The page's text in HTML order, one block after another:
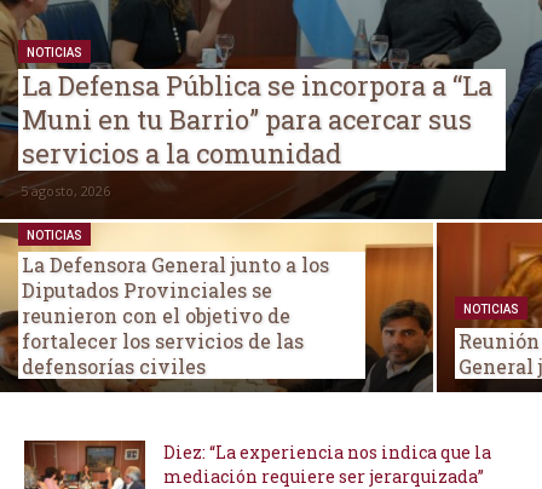
NOTICIAS
La Defensa Pública se incorpora a “La
Muni en tu Barrio” para acercar sus
servicios a la comunidad
5 agosto, 2026
NOTICIAS
La Defensora General junto a los
Diputados Provinciales se
reunieron con el objetivo de
fortalecer los servicios de las
defensorías civiles
NOTICIAS
Diez: “La experiencia nos indica que la
mediación requiere ser jerarquizada”